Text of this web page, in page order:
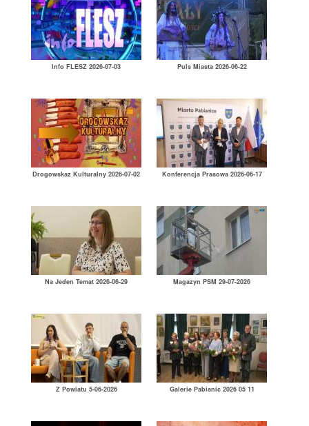
Info FLESZ 2026-07-03 Puls Miasta 2026-06-22
Drogowskaz Kulturalny 2026-07-02 Konferencja Prasowa 2026-06-17
Na Jeden Temat 2026-06-29 Magazyn PSM 29-07-2026
Z Powiatu 5-06-2026 Galerie Pabianic 2026 05 11